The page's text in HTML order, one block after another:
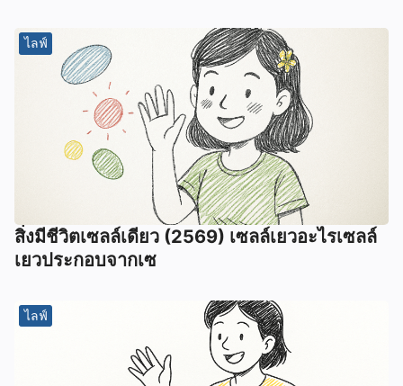
ไลฟ์
สิ่งมีชีวิตเซลล์เดียว (2569) เซลล์เยวอะไรเซลล์
เยวประกอบจากเซ
ไลฟ์